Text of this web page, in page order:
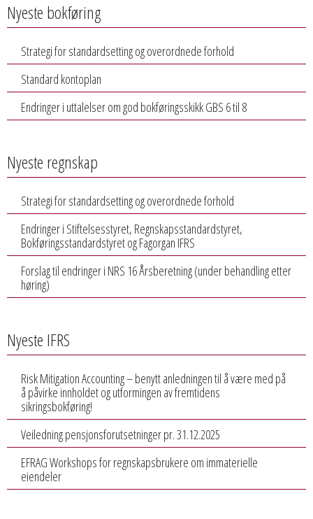
Nyeste bokføring
Strategi for standardsetting og overordnede forhold
Standard kontoplan
Endringer i uttalelser om god bokføringsskikk GBS 6 til 8
Nyeste regnskap
Strategi for standardsetting og overordnede forhold
Endringer i Stiftelsesstyret, Regnskapsstandardstyret,
Bokføringsstandardstyret og Fagorgan IFRS
Forslag til endringer i NRS 16 Årsberetning (under behandling etter
høring)
Nyeste IFRS
Risk Mitigation Accounting – benytt anledningen til å være med på
å påvirke innholdet og utformingen av fremtidens
sikringsbokføring!
Veiledning pensjonsforutsetninger pr. 31.12.2025
EFRAG Workshops for regnskapsbrukere om immaterielle
eiendeler